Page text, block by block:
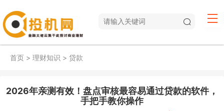
首页 > 理财知识 > 贷款
2026年亲测有效！盘点审核最容易通过贷款的软件，
手把手教你操作